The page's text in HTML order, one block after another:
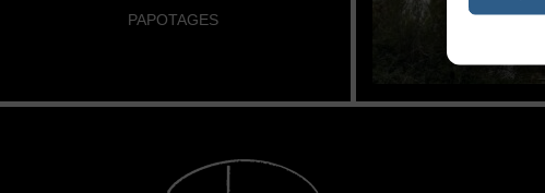
PAPOTAGES